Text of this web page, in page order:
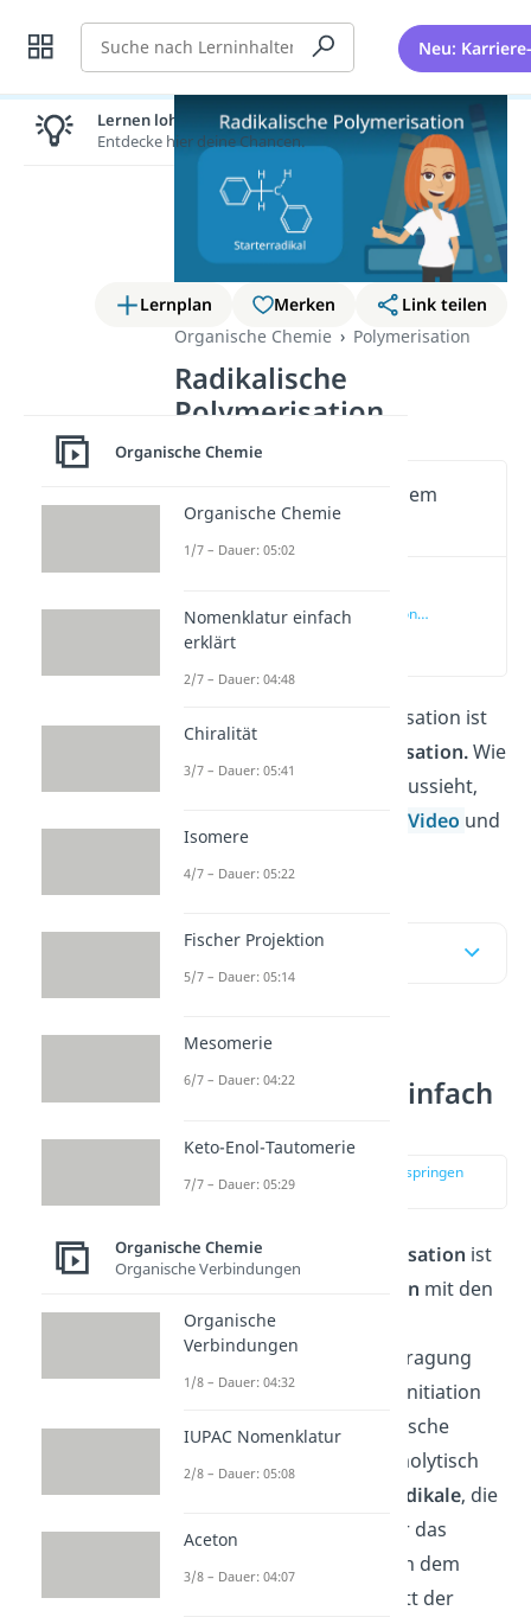
Suche Neu:
Lernplan Merken
Link teilen
Organische Chemie
Polymerisation
Radikalische
Polymerisation
Wichtige Inhalte in diesem
Video
Polymerisation
Die bekannteste Polymerisation ist
Polymerisation.Wie
genau ihr
aussieht,
zeigen wir dir in unseremVideo und
Inhaltsübersicht
Radikalische
Polymerisation einfach
zur Stelle im Video springen
(00:13)
Dieradikalische Polymerisation ist
Kettenpolymerisation mit den
4 Teilschritten
Propagation, Kettenübertragung
und Termination. Bei der Initiation
entstehen durch homolytische
Spaltung und meist thermolytisch
Radikale, die
dann mit einem Monomer das
Starterradikal bilden. Nach dem
Kettenwachstum im Schritt der
Lernen lohnt sich!
Entdecke hier deine Chancen.
Organische Chemie
Organische Chemie
1/7 – Dauer: 05:02
Nomenklatur einfach
erklärt
2/7 – Dauer: 04:48
Chiralität
3/7 – Dauer: 05:41
Isomere
4/7 – Dauer: 05:22
Fischer Projektion
5/7 – Dauer: 05:14
Mesomerie
6/7 – Dauer: 04:22
Keto-Enol-Tautomerie
7/7 – Dauer: 05:29
Organische Chemie
Organische Verbindungen
Organische
Verbindungen
1/8 – Dauer: 04:32
IUPAC Nomenklatur
2/8 – Dauer: 05:08
Aceton
3/8 – Dauer: 04:07